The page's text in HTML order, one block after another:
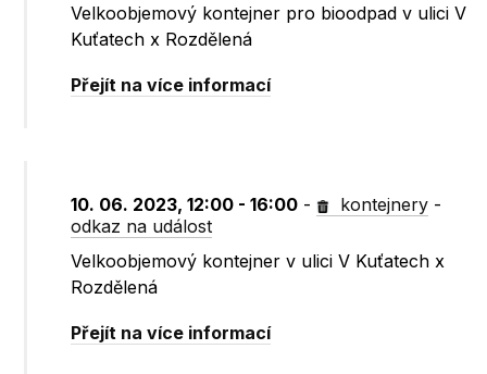
Velkoobjemový kontejner pro bioodpad v ulici V
Kuťatech x Rozdělená
Přejít na více informací
10. 06. 2023, 12:00 - 16:00 - kontejnery -
odkaz na událost
Velkoobjemový kontejner v ulici V Kuťatech x
Rozdělená
Přejít na více informací